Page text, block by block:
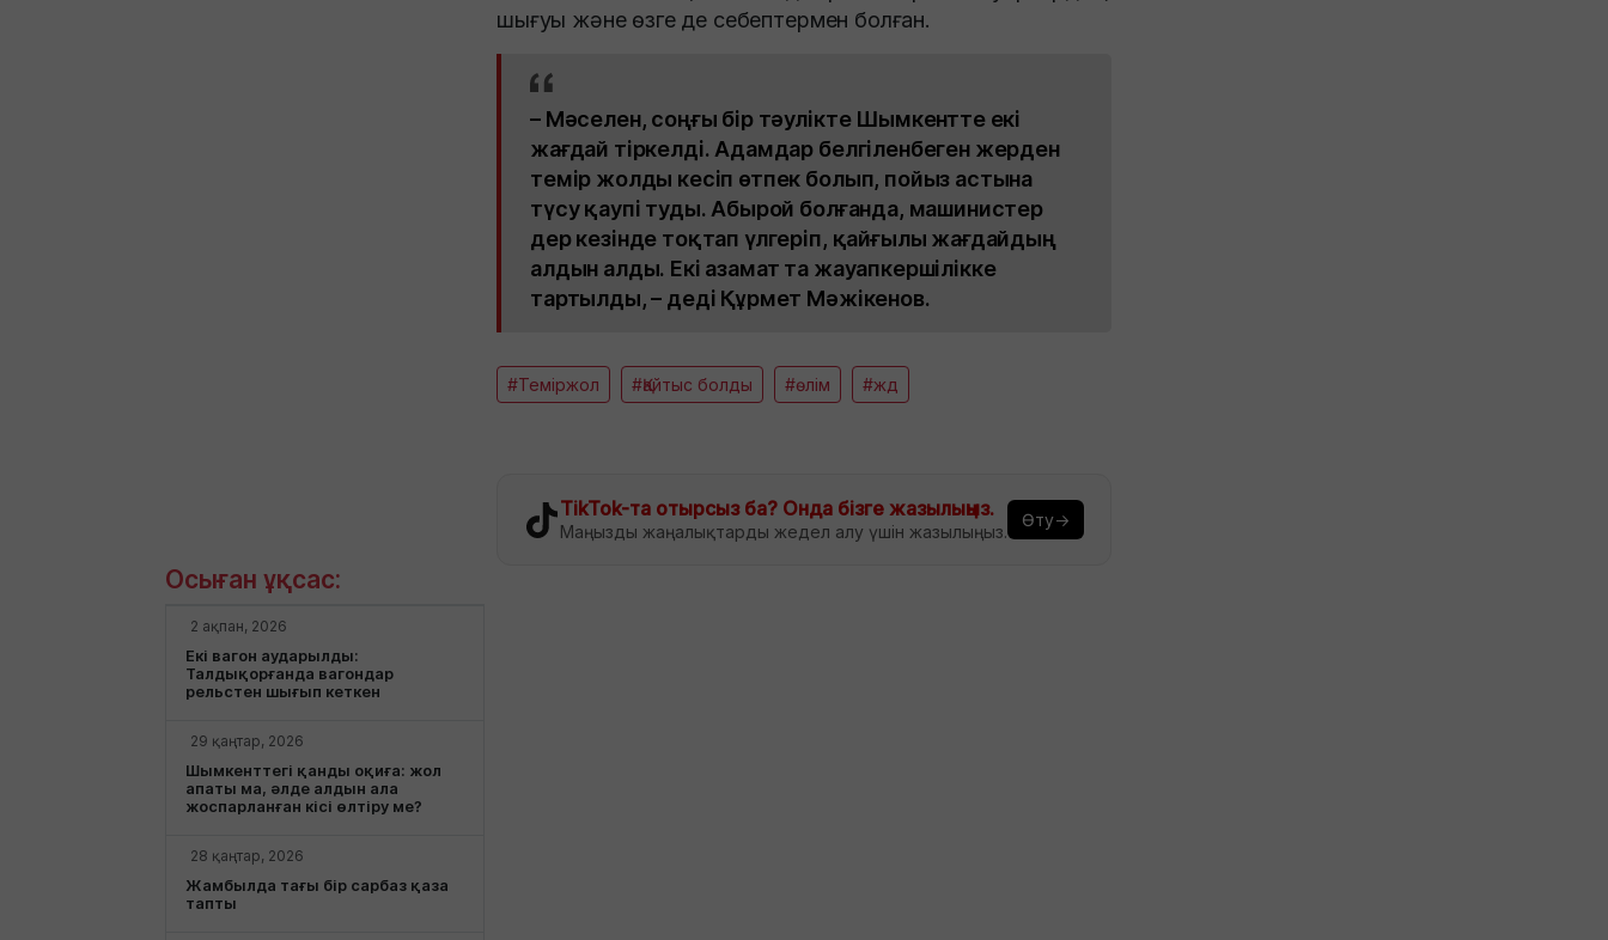
шығуы және өзге де себептермен болған.
– Мәселен, соңғы бір тәулікте Шымкентте екі
жағдай тіркелді. Адамдар белгіленбеген жерден
темір жолды кесіп өтпек болып, пойыз астына
түсу қаупі туды. Абырой болғанда, машинистер
дер кезінде тоқтап үлгеріп, қайғылы жағдайдың
алдын алды. Екі азамат та жауапкершілікке
тартылды, – деді Құрмет Мәжікенов.
#Теміржол #Қайтыс болды #өлім #жд
TikTok-та отырсыз ба? Онда бізге жазылыңыз.
Маңызды жаңалықтарды жедел алу үшін жазылыңыз.
Өту→
Осыған ұқсас:
2 ақпан, 2026
Екі вагон аударылды:
Талдықорғанда вагондар
рельстен шығып кеткен
29 қаңтар, 2026
Шымкенттегі қанды оқиға: жол
апаты ма, әлде алдын ала
жоспарланған кісі өлтіру ме?
28 қаңтар, 2026
Жамбылда тағы бір сарбаз қаза
тапты